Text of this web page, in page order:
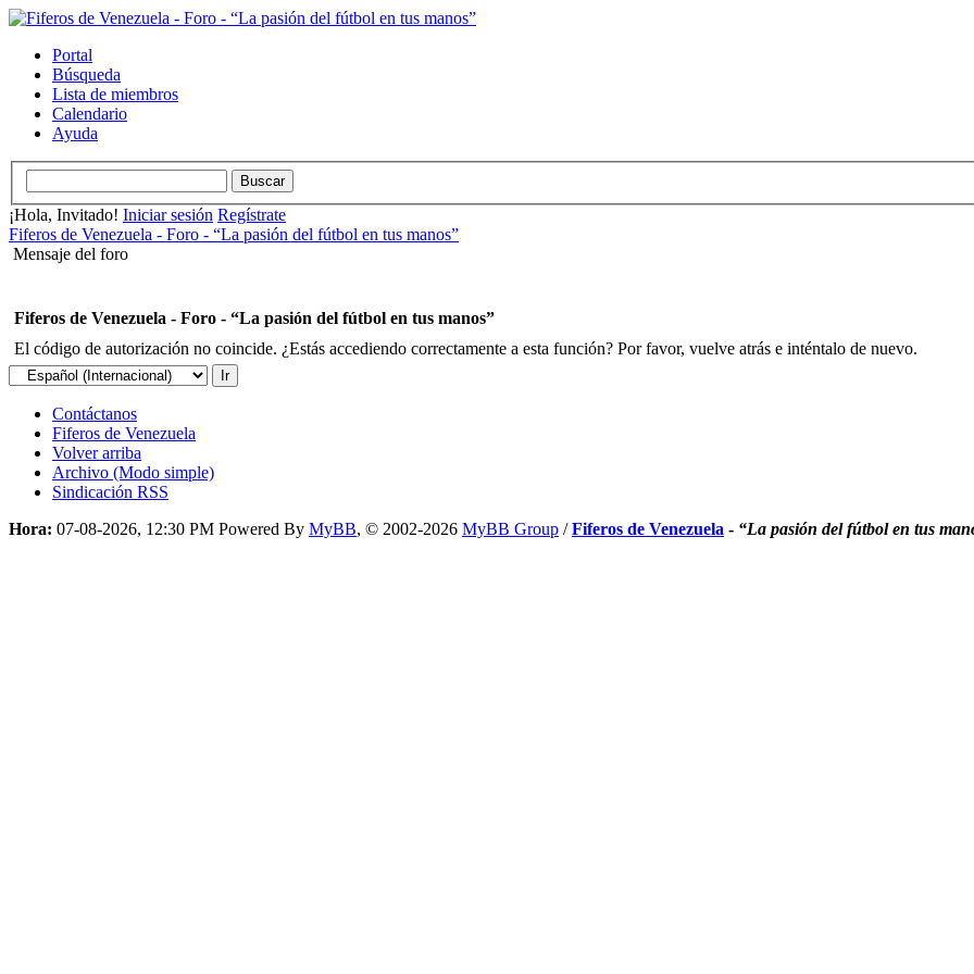
Portal
Búsqueda
Lista de miembros
Calendario
Ayuda
¡Hola, Invitado! Iniciar sesión Regístrate
Fiferos de Venezuela - Foro - “La pasión del fútbol en tus manos”
Mensaje del foro
Fiferos de Venezuela - Foro - “La pasión del fútbol en tus manos”
El código de autorización no coincide. ¿Estás accediendo correctamente a esta función? Por favor, vuelve atrás e inténtalo de nuevo.
Contáctanos
Fiferos de Venezuela
Volver arriba
Archivo (Modo simple)
Sindicación RSS
Hora: 07-08-2026, 12:30 PM Powered By MyBB, © 2002-2026 MyBB Group /Fiferos de Venezuela - “La pasión del fútbol en tus